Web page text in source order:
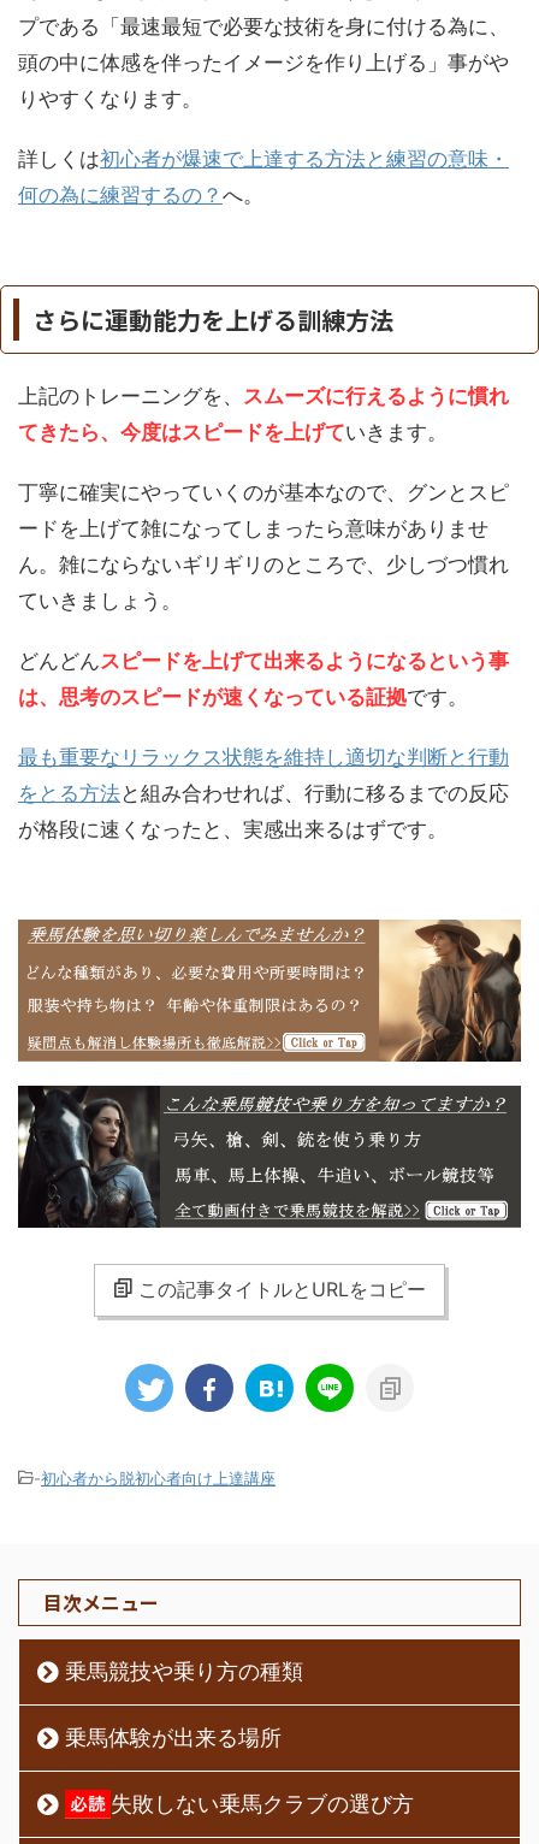
プである「最速最短で必要な技術を身に付ける為に、
頭の中に体感を伴ったイメージを作り上げる」事がや
りやすくなります。
詳しくは初心者が爆速で上達する方法と練習の意味・
何の為に練習するの？ へ。
さらに運動能力を上げる訓練方法
上記のトレーニングを、 スムーズに行えるように慣れ
てきたら、今度はスピードを上げていきます。
丁寧に確実にやっていくのが基本なので、グンとスピ
ードを上げて雑になってしまったら意味がありませ
ん。雑にならないギリギリのところで、少しづつ慣れ
ていきましょう。
どんどんスピードを上げて出来るようになるという事
は、思考のスピードが速くなっている証拠です。
最も重要なリラックス状態を維持し適切な判断と行動
をとる方法と組み合わせれば、行動に移るまでの反応
が格段に速くなったと、実感出来るはずです。
この記事タイトルとURLをコピー
-初心者から脱初心者向け上達講座
目次メニュー
乗馬競技や乗り方の種類
乗馬体験が出来る場所
失敗しない乗馬クラブの選び方